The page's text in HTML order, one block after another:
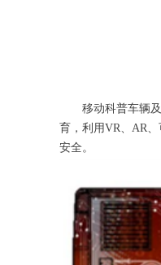
移动科普车辆
育，利用VR、AR
安全。